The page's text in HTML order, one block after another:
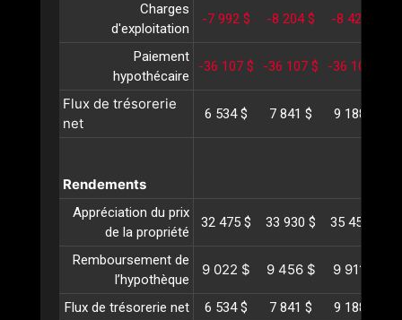
Charges
d'exploitation
-7 992 $ -8 204 $ -8 421 $
Paiement
hypothécaire
-36 107 $ -36 107 $ -36 107 $
Flux de trésorerie
net
6 534 $ 7 841 $ 9 188 $
Rendements
Appréciation du prix
de la propriété
32 475 $ 33 930 $ 35 450 $
Remboursement de
l’hypothèque
9 022 $ 9 456 $ 9 911 $
Flux de trésorerie net 6 534 $ 7 841 $ 9 188 $